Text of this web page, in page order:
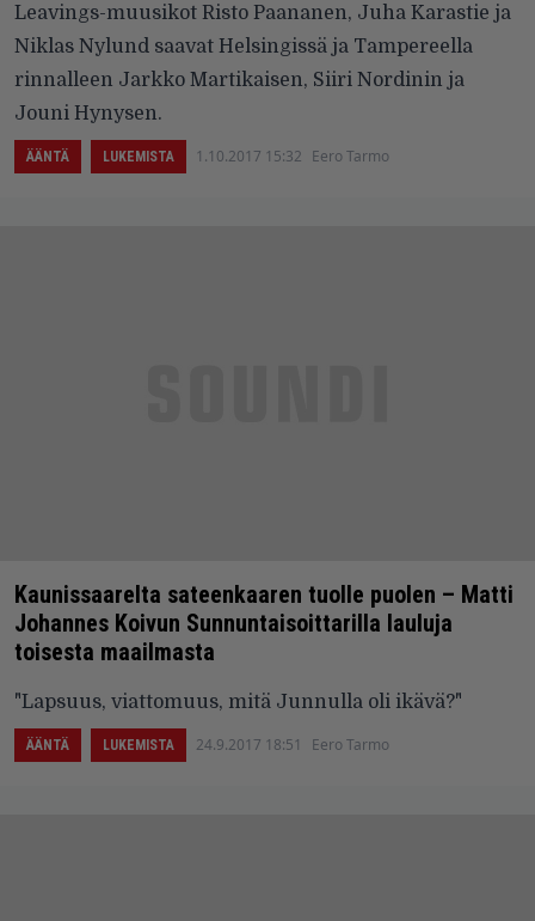
Leavings-muusikot Risto Paananen, Juha Karastie ja
Niklas Nylund saavat Helsingissä ja Tampereella
rinnalleen Jarkko Martikaisen, Siiri Nordinin ja
Jouni Hynysen.
ÄÄNTÄ LUKEMISTA 1.10.2017 15:32 Eero Tarmo
Kaunissaarelta sateenkaaren tuolle puolen – Matti
Johannes Koivun Sunnuntaisoittarilla lauluja
toisesta maailmasta
"Lapsuus, viattomuus, mitä Junnulla oli ikävä?"
ÄÄNTÄ LUKEMISTA 24.9.2017 18:51 Eero Tarmo